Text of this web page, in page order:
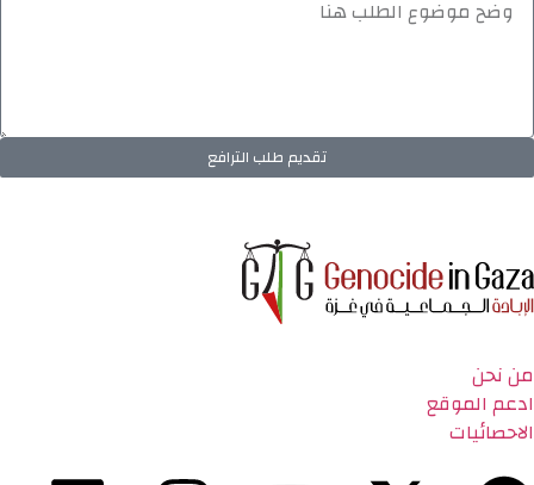
تقديم طلب الترافع
من نحن
ادعم الموقع
الاحصائيات